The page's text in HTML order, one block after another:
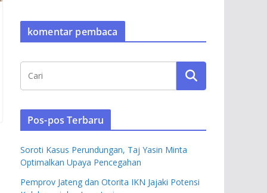
komentar pembaca
Pos-pos Terbaru
Soroti Kasus Perundungan, Taj Yasin Minta
Optimalkan Upaya Pencegahan
Pemprov Jateng dan Otorita IKN Jajaki Potensi